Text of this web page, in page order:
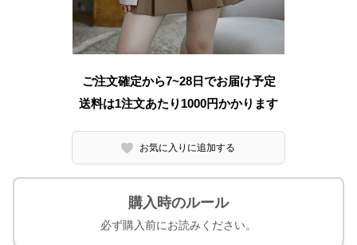
ご注文確定から7~28日でお届け予定
送料は1注文あたり 1000円かかります
お気に入りに追加する
購入時のルール
必ず購入前にお読みください。